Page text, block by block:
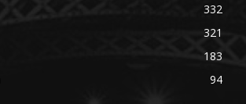
332
321
183
94